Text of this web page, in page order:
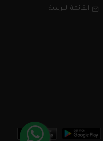
القائمة البريدية